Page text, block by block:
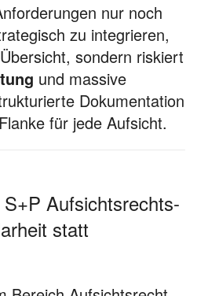
nur noch
zu integrieren,
sondern riskiert
und massive
Dokumentation
für jede Aufsicht.
Aufsichtsrechts-
statt